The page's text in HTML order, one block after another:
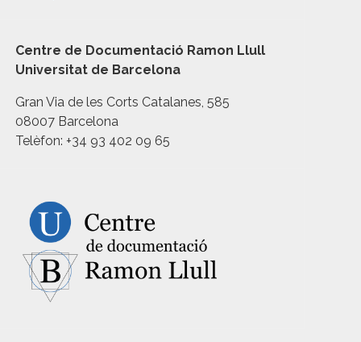
Centre de Documentació Ramon Llull
Universitat de Barcelona
Gran Via de les Corts Catalanes, 585
08007 Barcelona
Telèfon: +34 93 402 09 65